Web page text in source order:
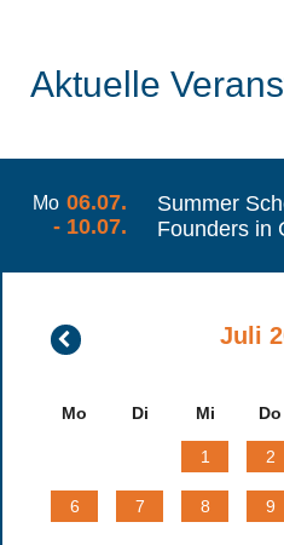
Aktuelle
Mo 06.07.
- 10.07.
Summer
Founders in
Juni
2026
Juli
Mo Di Mi Do
1 2
6 7 8 9